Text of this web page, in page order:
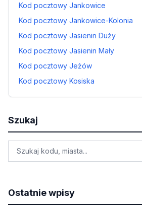
Kod pocztowy Jankowice
Kod pocztowy Jankowice-Kolonia
Kod pocztowy Jasienin Duży
Kod pocztowy Jasienin Mały
Kod pocztowy Jeżów
Kod pocztowy Kosiska
Szukaj
Ostatnie wpisy